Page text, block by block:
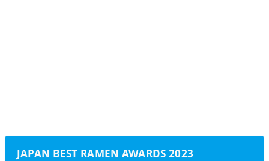
JAPAN BEST RAMEN AWARDS 2023